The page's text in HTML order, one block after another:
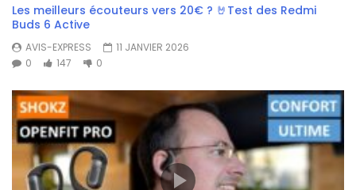
Les meilleurs écouteurs vers 20€ ? 🤘Test des Redmi
Buds 6 Active
AVIS-EXPRESS
11 JANVIER 2026
0
147 0